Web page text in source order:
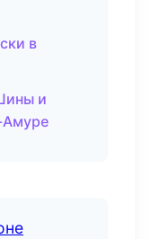
в
и
Амуре